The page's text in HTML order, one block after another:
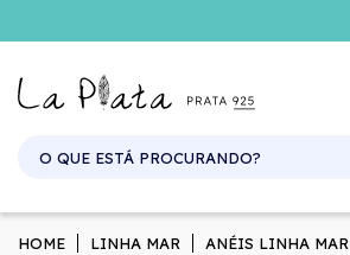
HOME LINHA MAR ANÉIS LINHA MAR